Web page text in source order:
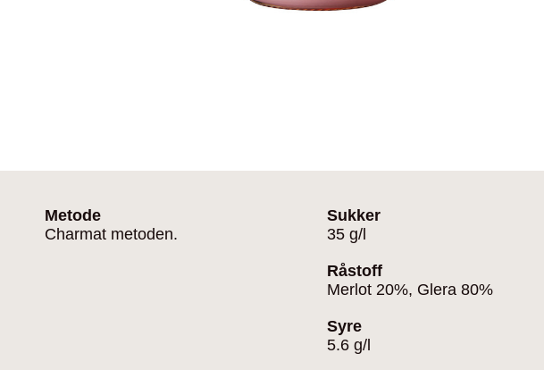
Metode
Charmat metoden.
Sukker
35 g/l
Råstoff
Merlot 20%, Glera 80%
Syre
5.6 g/l